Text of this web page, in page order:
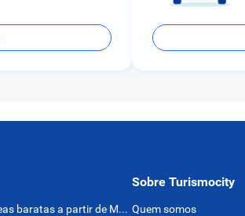
Passagens Aéreas baratas a partir de México
Sobre Turismocity
Quem somos